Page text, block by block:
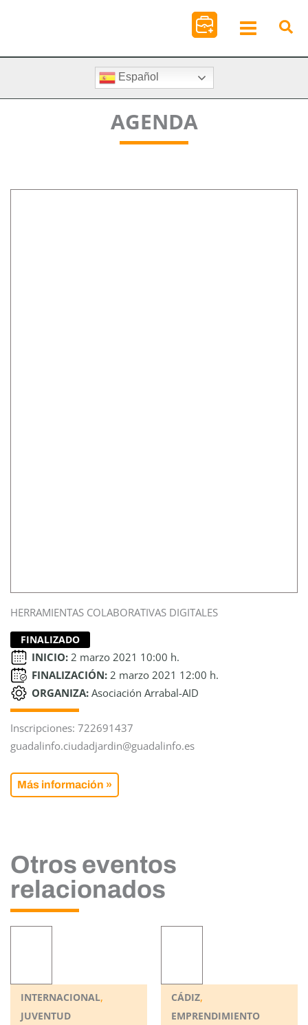
Español
AGENDA
HERRAMIENTAS COLABORATIVAS DIGITALES
FINALIZADO
INICIO: 2 marzo 2021 10:00 h.
FINALIZACIÓN: 2 marzo 2021 12:00 h.
ORGANIZA: Asociación Arrabal-AID
Inscripciones: 722691437
guadalinfo.ciudadjardin@guadalinfo.es
Más información »
Otros eventos
relacionados
INTERNACIONAL,
JUVENTUD
CÁDIZ,
EMPRENDIMIENTO